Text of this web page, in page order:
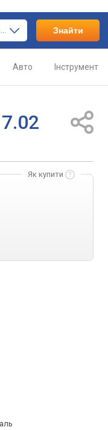
тільки наручні годинники Знайти
Авто Інструмент
Як купити